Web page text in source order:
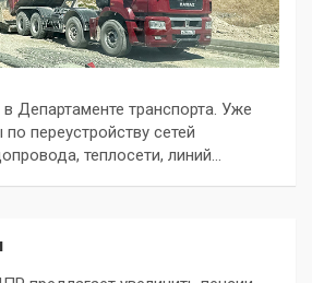
Департаменте транспорта. Уже
переустройству сетей
теплосети, линий…